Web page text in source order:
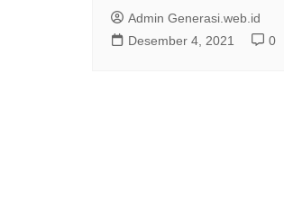
Admin Generasi.web.id
Desember 4, 2021
0